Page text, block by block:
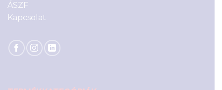
ÁSZF
Kapcsolat